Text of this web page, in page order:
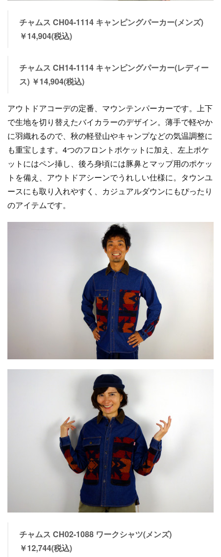
チャムス CH04-1114 キャンピングパーカー(メンズ)
￥14,904(税込)
チャムス CH14-1114 キャンピングパーカー(レディー
ス) ￥14,904(税込)
アウトドアコーデの定番、マウンテンパーカーです。上下
で生地を切り替えたバイカラーのデザイン。薄手で軽やか
に羽織れるので、秋の軽登山やキャンプなどの気温調整に
も重宝します。4つのフロントポケットに加え、左上ポケ
ットにはペン挿し、後ろ身頃には豚鼻とマップ用のポケッ
トを備え、アウトドアシーンでうれしい仕様に。タウンユ
ースにも取り入れやすく、カジュアルダウンにもぴったり
のアイテムです。
チャムス CH02-1088 ワークシャツ(メンズ)
￥12,744(税込)